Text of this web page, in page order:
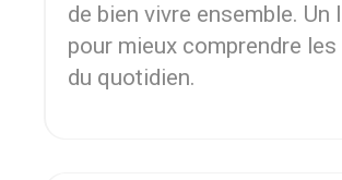
de bien vivre ensemble. Un
pour mieux comprendre les
du quotidien.